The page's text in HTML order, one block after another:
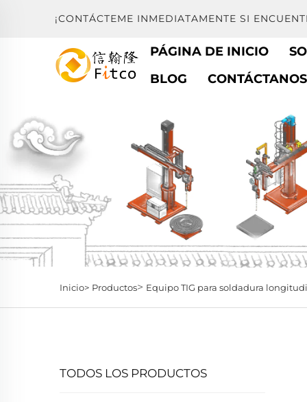
¡CONTÁCTEME INMEDIATAMENTE SI
PÁGINA DE INICIO
BLOG
CONTÁCTANOS
Inicio> Productos> Equipo TIG para soldadura
TODOS LOS PRODUCTOS